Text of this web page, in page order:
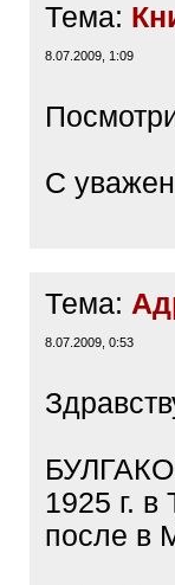
Тема:
8.07.2009, 1:09
С
Тема:
8.07.2009, 0:53
1925 г. в
после в